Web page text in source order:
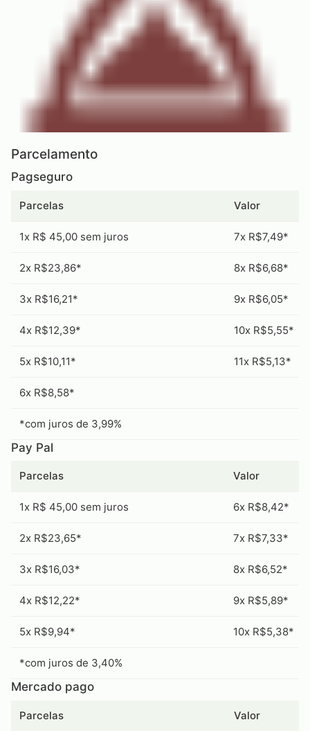
Parcelamento
Pagseguro
Parcelas Valor
1x R$ 45,00 sem juros 7x R$7,49*
2x R$23,86* 8x R$6,68*
3x R$16,21* 9x R$6,05*
4x R$12,39* 10x R$5,55*
5x R$10,11* 11x R$5,13*
6x R$8,58*
*com juros de 3,99%
Pay Pal
Parcelas Valor
1x R$ 45,00 sem juros 6x R$8,42*
2x R$23,65* 7x R$7,33*
3x R$16,03* 8x R$6,52*
4x R$12,22* 9x R$5,89*
5x R$9,94* 10x R$5,38*
*com juros de 3,40%
Mercado pago
Parcelas Valor